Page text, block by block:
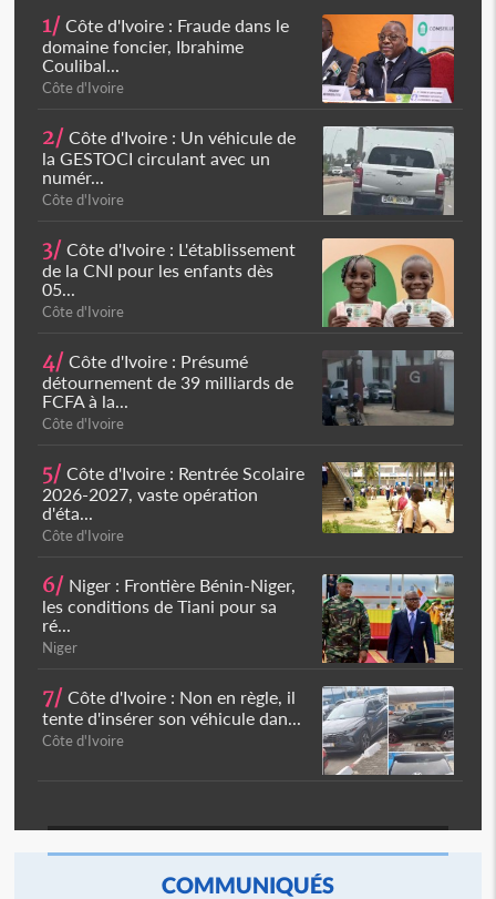
1/ Côte d'Ivoire : Fraude dans le
domaine foncier, Ibrahime
Coulibal...
Côte d'Ivoire
2/ Côte d'Ivoire : Un véhicule de
la GESTOCI circulant avec un
numér...
Côte d'Ivoire
3/ Côte d'Ivoire : L'établissement
de la CNI pour les enfants dès
05...
Côte d'Ivoire
4/ Côte d'Ivoire : Présumé
détournement de 39 milliards de
FCFA à la...
Côte d'Ivoire
5/ Côte d'Ivoire : Rentrée Scolaire
2026-2027, vaste opération
d'éta...
Côte d'Ivoire
6/ Niger : Frontière Bénin-Niger,
les conditions de Tiani pour sa
ré...
Niger
7/ Côte d'Ivoire : Non en règle, il
tente d'insérer son véhicule dan...
Côte d'Ivoire
COMMUNIQUÉS